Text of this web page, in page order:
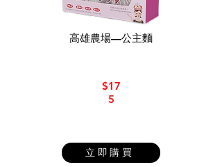
高雄農場—公主麵
$17
5
立即購買